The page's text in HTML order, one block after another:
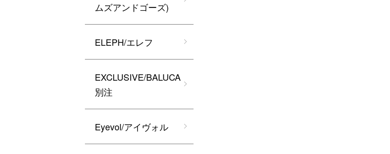
ムズアンドゴーズ)
ELEPH/エレフ
EXCLUSIVE/BALUCA
別注
Eyevol/アイヴォル